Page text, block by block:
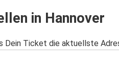
in Hannover
Dein Ticket die aktuellste